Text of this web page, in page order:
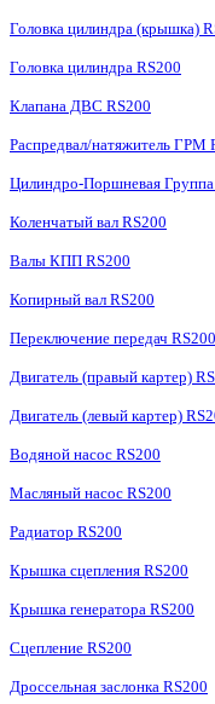
Головка цилиндра (крышка)
Головка цилиндра RS200
Клапана ДВС RS200
Распредвал/натяжитель ГРМ
Цилиндро-Поршневая Группа
Коленчатый вал RS200
Валы КПП RS200
Копирный вал RS200
Переключение передач RS200
Двигатель (правый картер)
Двигатель (левый картер)
Водяной насос RS200
Масляный насос RS200
Радиатор RS200
Крышка сцепления RS200
Крышка генератора RS200
Сцепление RS200
Дроссельная заслонка RS200